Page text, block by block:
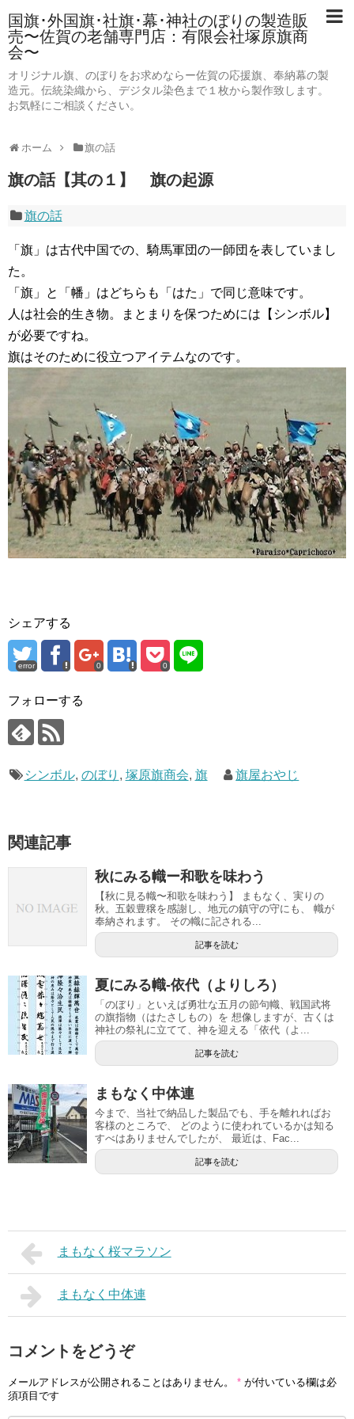
国旗･外国旗･社旗･幕･神社のぼりの製造販
売〜佐賀の老舗専門店：有限会社塚原旗商
会〜
オリジナル旗、のぼりをお求めならー佐賀の応援旗、奉納幕の製
造元。伝統染織から、デジタル染色まで１枚から製作致します。
お気軽にご相談ください。
ホーム 旗の話
旗の話【其の１】 旗の起源
旗の話
「旗」は古代中国での、騎馬軍団の一師団を表していまし
た。
「旗」と「幡」はどちらも「はた」で同じ意味です。
人は社会的生き物。まとまりを保つためには【シンボル】
が必要ですね。
旗はそのために役立つアイテムなのです。
シェアする
error 0 0
フォローする
シンボル, のぼり , 塚原旗商会, 旗 旗屋おやじ
関連記事
秋にみる幟ー和歌を味わう
【秋に見る幟〜和歌を味わう】 まもなく、実りの
秋。五穀豊穣を感謝し、地元の鎮守の守にも、 幟が
奉納されます。 その幟に記される...
記事を読む
夏にみる幟-依代（よりしろ）
「のぼり」といえば勇壮な五月の節句幟、戦国武将
の旗指物（はたさしもの）を 想像しますが、古くは
神社の祭礼に立てて、神を迎える「依代（よ...
記事を読む
まもなく中体連
今まで、当社で納品した製品でも、手を離れればお
客様のところで、 どのように使われているかは知る
すべはありませんでしたが、 最近は、Fac...
記事を読む
まもなく桜マラソン
まもなく中体連
コメントをどうぞ
メールアドレスが公開されることはありません。 * が付いている欄は必
須項目です